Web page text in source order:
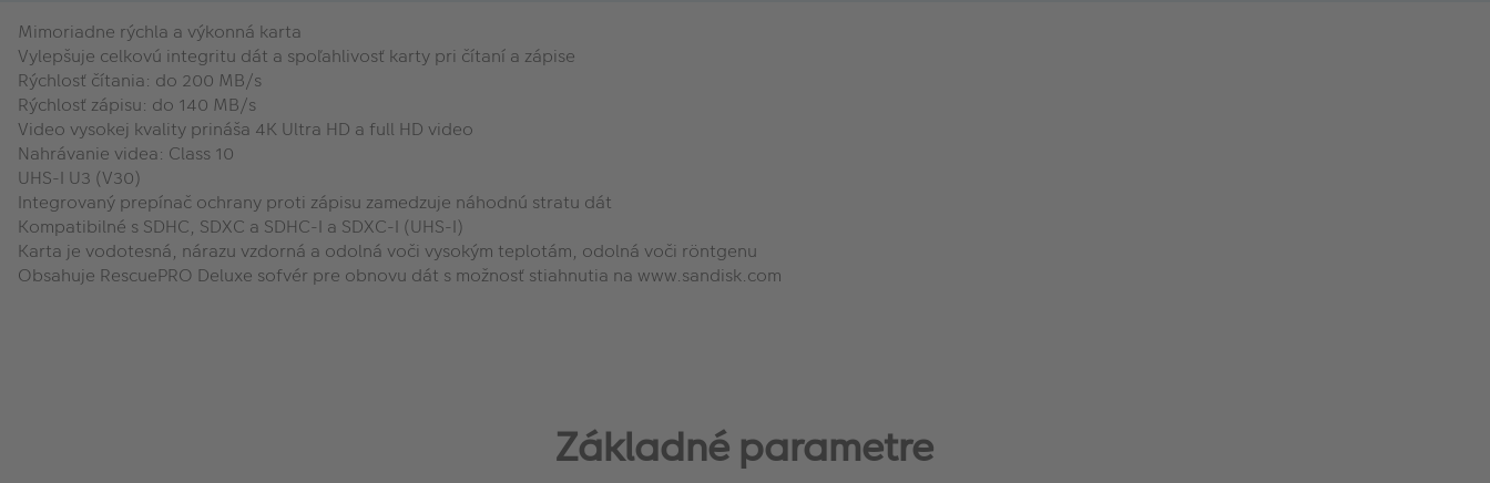
Mimoriadne rýchla a výkonná karta
Vylepšuje celkovú integritu dát a spoľahlivosť karty pri čítaní a zápise
Rýchlosť čítania: do 200 MB/s
Rýchlosť zápisu: do 140 MB/s
Video vysokej kvality prináša 4K Ultra HD a full HD video
Nahrávanie videa: Class 10
UHS-I U3 (V30)
Integrovaný prepínač ochrany proti zápisu zamedzuje náhodnú stratu dát
Kompatibilné s SDHC, SDXC a SDHC-I a SDXC-I (UHS-I)
Karta je vodotesná, nárazu vzdorná a odolná voči vysokým teplotám, odolná voči röntgenu
Obsahuje RescuePRO Deluxe sofvér pre obnovu dát s možnosť stiahnutia na www.sandisk.com
Základné parametre